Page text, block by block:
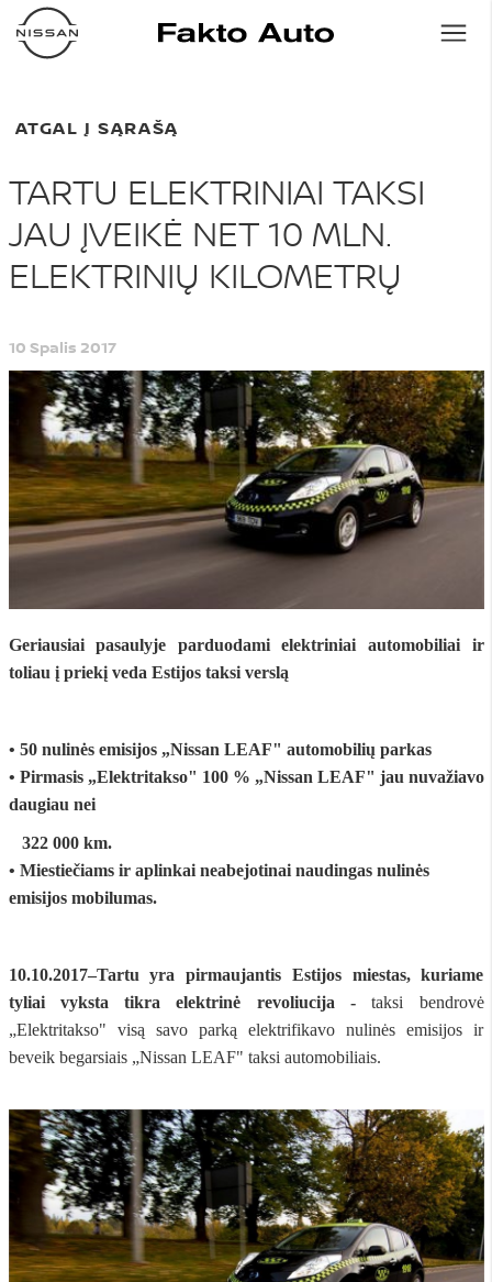
ATGAL Į SĄRAŠĄ
TARTU ELEKTRINIAI TAKSI
JAU ĮVEIKĖ NET 10 MLN.
ELEKTRINIŲ KILOMETRŲ
10 Spalis 2017
Geriausiai pasaulyje parduodami elektriniai automobiliai ir
toliau į priekį veda Estijos taksi verslą
• 50 nulinės emisijos „Nissan LEAF" automobilių parkas
• Pirmasis „Elektritakso" 100 % „Nissan LEAF" jau nuvažiavo
daugiau nei
322 000 km.
• Miestiečiams ir aplinkai neabejotinai naudingas nulinės
emisijos mobilumas.
10.10.2017–Tartu yra pirmaujantis Estijos miestas, kuriame
tyliai vyksta tikra elektrinė revoliucija -taksi bendrovė
„Elektritakso" visą savo parką elektrifikavo nulinės emisijos ir
beveik begarsiais „Nissan LEAF" taksi automobiliais.